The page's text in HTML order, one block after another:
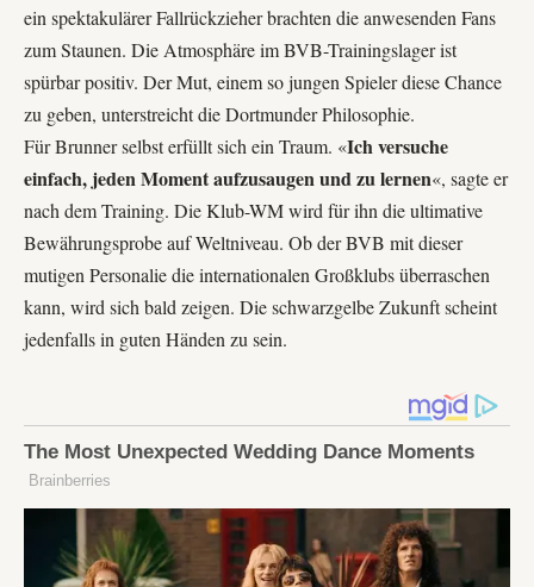
ein spektakulärer Fallrückzieher brachten die anwesenden Fans
zum Staunen. Die Atmosphäre imBVB-Trainingslager ist
spürbar positiv. Der Mut, einem so jungen Spieler diese Chance
zu geben, unterstreicht die Dortmunder Philosophie.
Für Brunner selbst erfüllt sich ein Traum. «Ich versuche
einfach, jeden Moment aufzusaugen und zu lernen«, sagte er
nach dem Training. Die Klub-WM wird für ihn die ultimative
Bewährungsprobe auf Weltniveau. Ob der BVB mit dieser
mutigen Personalie die internationalen Großklubs überraschen
kann, wird sich bald zeigen. Die schwarzgelbe Zukunft scheint
jedenfalls in guten Händen zu sein.